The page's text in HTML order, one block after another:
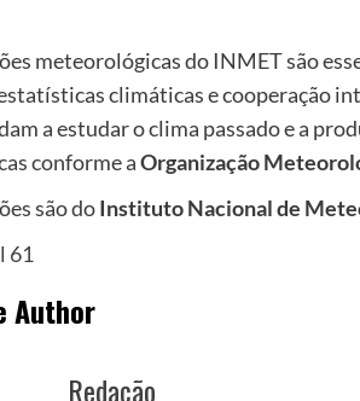
meteorológicas do INMET são
climáticas e cooperação
a estudar o clima passado e a
conforme aOrganização
são doInstituto Nacional de
61
Author
Redação